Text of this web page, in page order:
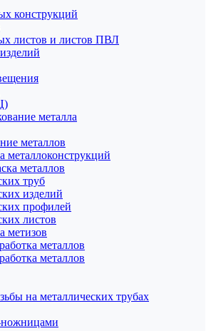
конструкций
листов и листов ПВЛ
металла
металлов
металлоконструкций
металлов
труб
изделий
профилей
листов
метизов
металлов
металлов
на металлических трубах
ножницами